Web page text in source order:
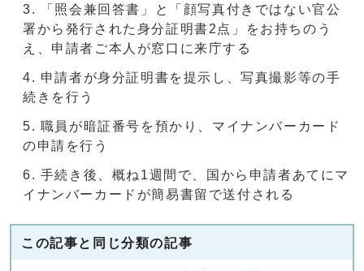
「照会兼回答書」と「顔写真付きではない官公
署から発行された身分証明書2点」をお持ちのう
え、申請者ご本人が窓口に来庁する
申請者が身分証明書を提示し、写真撮影等の手
続きを行う
職員が暗証番号を預かり、マイナンバーカード
の申請を行う
手続き後、概ね1週間で、国から申請者あてにマ
イナンバーカードが簡易書留で送付される
この記事と同じ分類の記事